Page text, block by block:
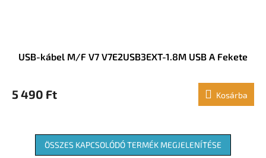
USB-kábel M/F V7 V7E2USB3EXT-1.8M USB A Fekete
5 490 Ft Kosárba
ÖSSZES KAPCSOLÓDÓ TERMÉK MEGJELENÍTÉSE